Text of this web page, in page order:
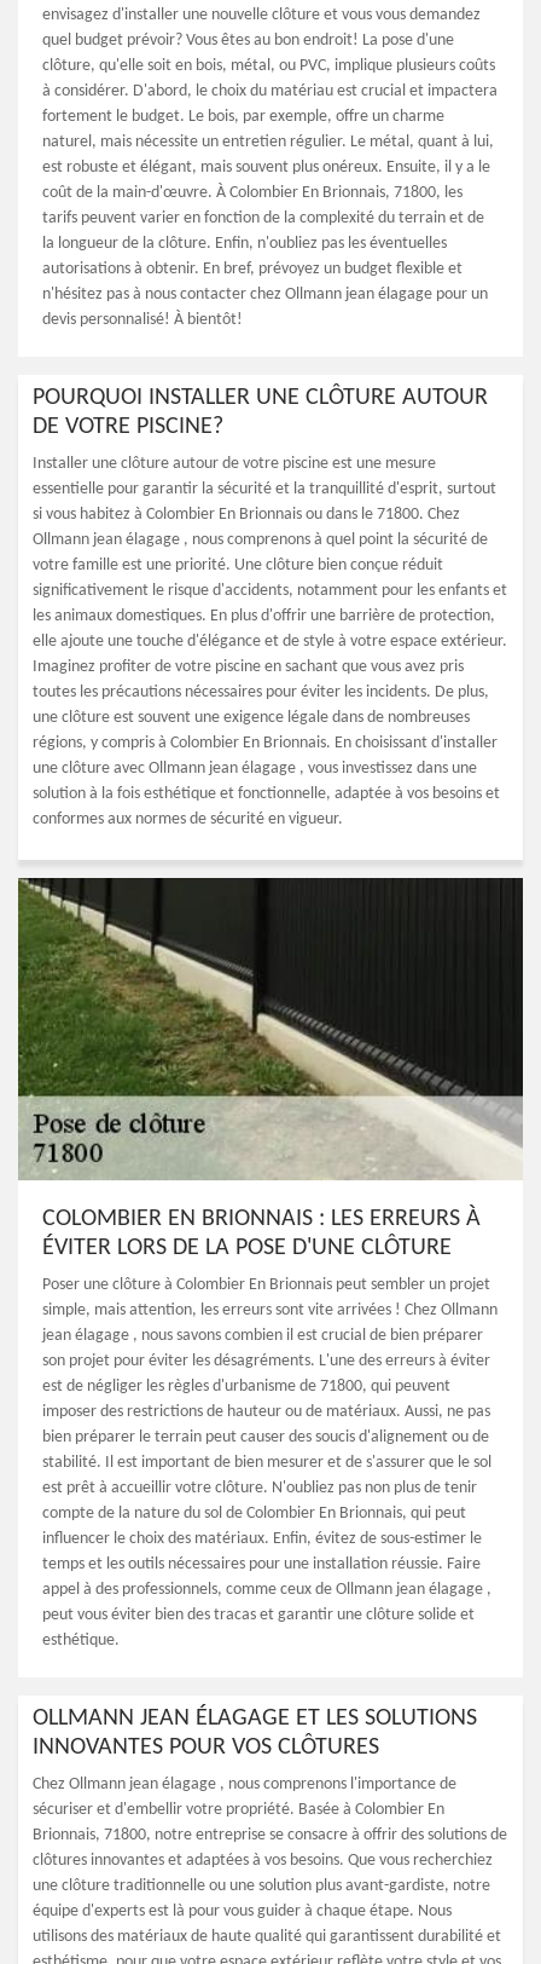
envisagez d'installer une nouvelle clôture et vous vous demandez
quel budget prévoir? Vous êtes au bon endroit! La pose d'une
clôture, qu'elle soit en bois, métal, ou PVC, implique plusieurs coûts
à considérer. D'abord, le choix du matériau est crucial et impactera
fortement le budget. Le bois, par exemple, offre un charme
naturel, mais nécessite un entretien régulier. Le métal, quant à lui,
est robuste et élégant, mais souvent plus onéreux. Ensuite, il y a le
coût de la main-d'œuvre. À Colombier En Brionnais, 71800, les
tarifs peuvent varier en fonction de la complexité du terrain et de
la longueur de la clôture. Enfin, n'oubliez pas les éventuelles
autorisations à obtenir. En bref, prévoyez un budget flexible et
n'hésitez pas à nous contacter chez Ollmann jean élagage pour un
devis personnalisé! À bientôt!
POURQUOI INSTALLER UNE CLÔTURE AUTOUR
DE VOTRE PISCINE?
Installer une clôture autour de votre piscine est une mesure
essentielle pour garantir la sécurité et la tranquillité d'esprit, surtout
si vous habitez à Colombier En Brionnais ou dans le 71800. Chez
Ollmann jean élagage , nous comprenons à quel point la sécurité de
votre famille est une priorité. Une clôture bien conçue réduit
significativement le risque d'accidents, notamment pour les enfants et
les animaux domestiques. En plus d'offrir une barrière de protection,
elle ajoute une touche d'élégance et de style à votre espace extérieur.
Imaginez profiter de votre piscine en sachant que vous avez pris
toutes les précautions nécessaires pour éviter les incidents. De plus,
une clôture est souvent une exigence légale dans de nombreuses
régions, y compris à Colombier En Brionnais. En choisissant d'installer
une clôture avec Ollmann jean élagage , vous investissez dans une
solution à la fois esthétique et fonctionnelle, adaptée à vos besoins et
conformes aux normes de sécurité en vigueur.
COLOMBIER EN BRIONNAIS : LES ERREURS À
ÉVITER LORS DE LA POSE D'UNE CLÔTURE
Poser une clôture à Colombier En Brionnais peut sembler un projet
simple, mais attention, les erreurs sont vite arrivées ! Chez Ollmann
jean élagage , nous savons combien il est crucial de bien préparer
son projet pour éviter les désagréments. L'une des erreurs à éviter
est de négliger les règles d'urbanisme de 71800, qui peuvent
imposer des restrictions de hauteur ou de matériaux. Aussi, ne pas
bien préparer le terrain peut causer des soucis d'alignement ou de
stabilité. Il est important de bien mesurer et de s'assurer que le sol
est prêt à accueillir votre clôture. N'oubliez pas non plus de tenir
compte de la nature du sol de Colombier En Brionnais, qui peut
influencer le choix des matériaux. Enfin, évitez de sous-estimer le
temps et les outils nécessaires pour une installation réussie. Faire
appel à des professionnels, comme ceux de Ollmann jean élagage ,
peut vous éviter bien des tracas et garantir une clôture solide et
esthétique.
OLLMANN JEAN ÉLAGAGE ET LES SOLUTIONS
INNOVANTES POUR VOS CLÔTURES
Chez Ollmann jean élagage , nous comprenons l'importance de
sécuriser et d'embellir votre propriété. Basée à Colombier En
Brionnais, 71800, notre entreprise se consacre à offrir des solutions de
clôtures innovantes et adaptées à vos besoins. Que vous recherchiez
une clôture traditionnelle ou une solution plus avant-gardiste, notre
équipe d'experts est là pour vous guider à chaque étape. Nous
utilisons des matériaux de haute qualité qui garantissent durabilité et